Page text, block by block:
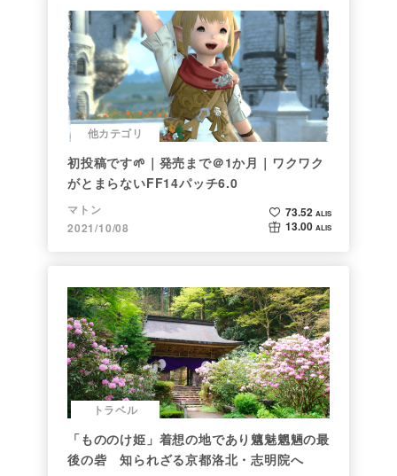
他カテゴリ
初投稿です🌱｜発売まで＠1か月｜ワクワク
がとまらないFF14パッチ6.0
マトン
2021/10/08
73.52 ALIS
13.00 ALIS
トラベル
「もののけ姫」着想の地であり魑魅魍魎の最
後の砦 知られざる京都洛北・志明院へ